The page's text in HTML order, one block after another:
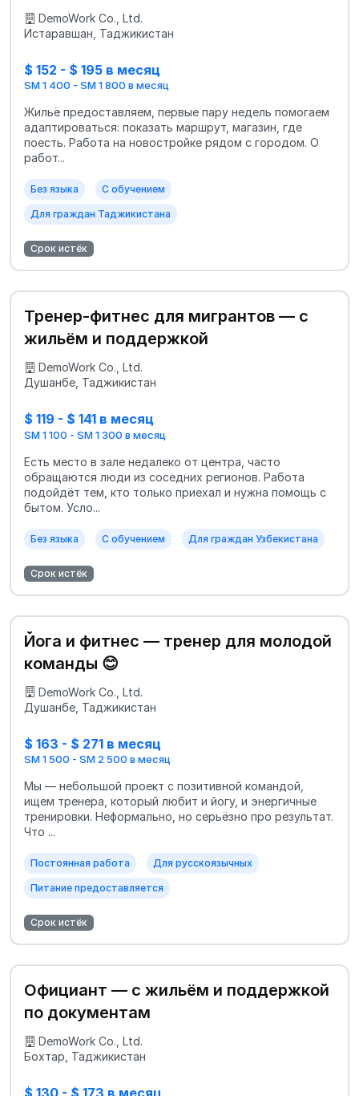
DemoWork Co., Ltd.
Истаравшан, Таджикистан
$ 152 - $ 195 в месяц
SM 1 400 - SM 1 800 в месяц
Жильё предоставляем, первые пару недель помогаем
адаптироваться: показать маршрут, магазин, где
поесть. Работа на новостройке рядом с городом. О
работ...
Без языка С обучением
Для граждан Таджикистана
Срок истёк
Тренер-фитнес для мигрантов — с
жильём и поддержкой
DemoWork Co., Ltd.
Душанбе, Таджикистан
$ 119 - $ 141 в месяц
SM 1 100 - SM 1 300 в месяц
Есть место в зале недалеко от центра, часто
обращаются люди из соседних регионов. Работа
подойдёт тем, кто только приехал и нужна помощь с
бытом. Усло...
Без языка С обучением Для граждан Узбекистана
Срок истёк
Йога и фитнес — тренер для молодой
команды 😊
DemoWork Co., Ltd.
Душанбе, Таджикистан
$ 163 - $ 271 в месяц
SM 1 500 - SM 2 500 в месяц
Мы — небольшой проект с позитивной командой,
ищем тренера, который любит и йогу, и энергичные
тренировки. Неформально, но серьёзно про результат.
Что ...
Постоянная работа Для русскоязычных
Питание предоставляется
Срок истёк
Официант — с жильём и поддержкой
по документам
DemoWork Co., Ltd.
Бохтар, Таджикистан
$ 130 - $ 173 в месяц